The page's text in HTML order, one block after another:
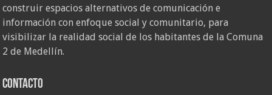
construir espacios alternativos de comunicación e
información con enfoque social y comunitario, para
visibilizar la realidad social de los habitantes de la Comuna
2 de Medellín.
Contacto